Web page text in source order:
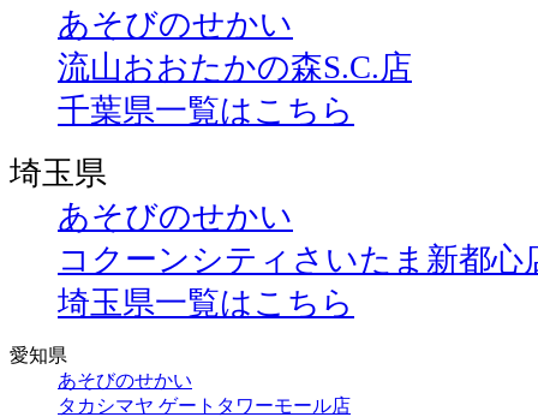
あそびのせかい
流山おおたかの森S.C.店
千葉県一覧はこちら
埼玉県
あそびのせかい
コクーンシティさいたま新都心
埼玉県一覧はこちら
愛知県
あそびのせかい
タカシマヤ ゲートタワーモール店